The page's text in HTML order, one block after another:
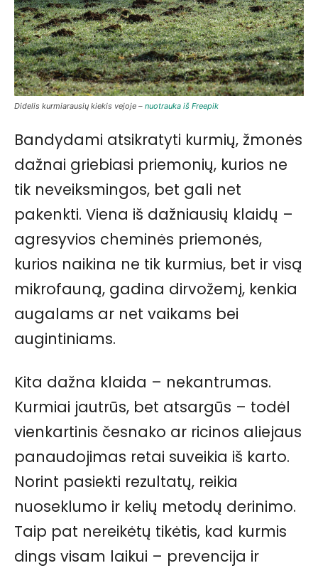
Didelis kurmiarausių kiekis vejoje – nuotrauka iš Freepik
Bandydami atsikratyti kurmių, žmonės
dažnai griebiasi priemonių, kurios ne
tik neveiksmingos, bet gali net
pakenkti. Viena iš dažniausių klaidų –
agresyvios cheminės priemonės,
kurios naikina ne tik kurmius, bet ir visą
mikrofauną, gadina dirvožemį, kenkia
augalams ar net vaikams bei
augintiniams.
Kita dažna klaida – nekantrumas.
Kurmiai jautrūs, bet atsargūs – todėl
vienkartinis česnako ar ricinos aliejaus
panaudojimas retai suveikia iš karto.
Norint pasiekti rezultatų, reikia
nuoseklumo ir kelių metodų derinimo.
Taip pat nereikėtų tikėtis, kad kurmis
dings visam laikui – prevencija ir